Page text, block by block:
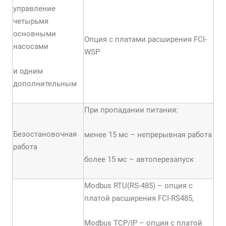
управление
четырьмя
основными
насосами
и одним
дополнительным
Опция с платами расширения FCI-
WSP
Безостановочная
работа
При пропадании питания:
менее 15 мс – непрерывная работа
более 15 мс – автоперезапуск
Modbus RTU(RS-485) – опция с
платой расширения FCI-RS485,
Modbus TCP/IP – опция с платой